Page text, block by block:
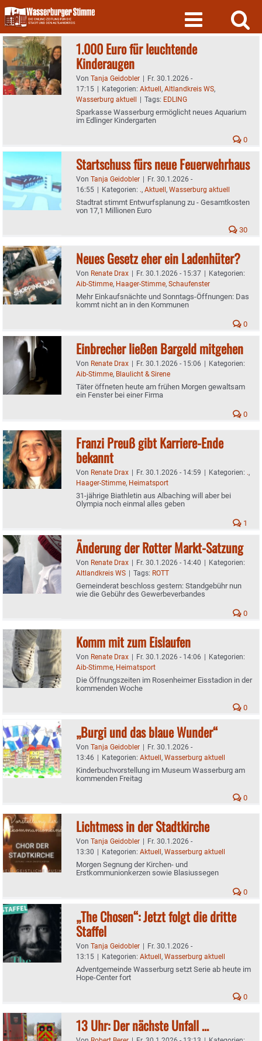
Skip
to
content
1.000 Euro für leuchtende
Kinderaugen
Von Tanja Geidobler | Fr. 30.1.2026 -
17:15 | Kategorien: Aktuell, Altlandkreis WS,
Wasserburg aktuell | Tags: EDLING
Sparkasse Wasserburg ermöglicht neues Aquarium
im Edlinger Kindergarten
0
Startschuss fürs neue Feuerwehrhaus
Von Tanja Geidobler | Fr. 30.1.2026 -
16:55 | Kategorien: ., Aktuell, Wasserburg aktuell
Stadtrat stimmt Entwurfsplanung zu - Gesamtkosten
von 17,1 Millionen Euro
30
Neues Gesetz eher ein Ladenhüter?
Von Renate Drax | Fr. 30.1.2026 - 15:37 | Kategorien:
Aib-Stimme, Haager-Stimme, Schaufenster
Mehr Einkaufsnächte und Sonntags-Öffnungen: Das
kommt nicht an in den Kommunen
0
Einbrecher ließen Bargeld mitgehen
Von Renate Drax | Fr. 30.1.2026 - 15:06 | Kategorien:
Aib-Stimme, Blaulicht & Sirene
Täter öffneten heute am frühen Morgen gewaltsam
ein Fenster bei einer Firma
0
Franzi Preuß gibt Karriere-Ende
bekannt
Von Renate Drax | Fr. 30.1.2026 - 14:59 | Kategorien: .,
Haager-Stimme, Heimatsport
31-jährige Biathletin aus Albaching will aber bei
Olympia noch einmal alles geben
1
Änderung der Rotter Markt-Satzung
Von Renate Drax | Fr. 30.1.2026 - 14:40 | Kategorien:
Altlandkreis WS | Tags: ROTT
Gemeinderat beschloss gestern: Standgebühr nun
wie die Gebühr des Gewerbeverbandes
0
Komm mit zum Eislaufen
Von Renate Drax | Fr. 30.1.2026 - 14:06 | Kategorien:
Aib-Stimme, Heimatsport
Die Öffnungszeiten im Rosenheimer Eisstadion in der
kommenden Woche
0
„Burgi und das blaue Wunder“
Von Tanja Geidobler | Fr. 30.1.2026 -
13:46 | Kategorien: Aktuell, Wasserburg aktuell
Kinderbuchvorstellung im Museum Wasserburg am
kommenden Freitag
0
Lichtmess in der Stadtkirche
Von Tanja Geidobler | Fr. 30.1.2026 -
13:30 | Kategorien: Aktuell, Wasserburg aktuell
Morgen Segnung der Kirchen- und
Erstkommunionkerzen sowie Blasiussegen
0
„The Chosen“: Jetzt folgt die dritte
Staffel
Von Tanja Geidobler | Fr. 30.1.2026 -
13:15 | Kategorien: Aktuell, Wasserburg aktuell
Adventgemeinde Wasserburg setzt Serie ab heute im
Hope-Center fort
0
13 Uhr: Der nächste Unfall …